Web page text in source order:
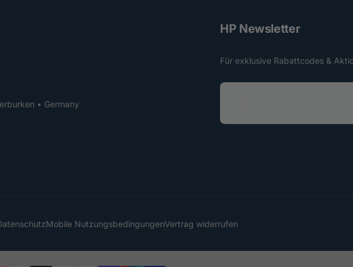
• Germany
HP Newsletter
Für exklusive Rabattcodes &
E
Mobile NutzungsbedingungenVertrag widerrufen